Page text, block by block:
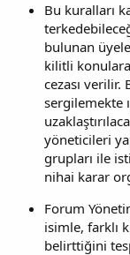
Bu kuralları
bulunan
kilitli
cezası verilir.
sergilemekte
yöneticileri
grupları ile
nihai karar
Forum
isimle, farklı
belirttiğini